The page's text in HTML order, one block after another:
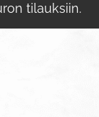
tilauksiin.